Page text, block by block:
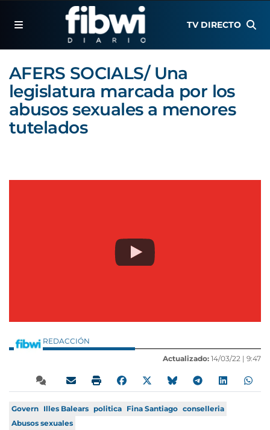
TV DIRECTO
AFERS SOCIALS/ Una
legislatura marcada por los
abusos sexuales a menores
tutelados
REDACCIÓN
Actualizado: 14/03/22 | 9:47
Govern Illes Balears politica Fina Santiago conselleria
Abusos sexuales